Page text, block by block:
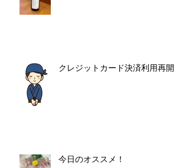
クレジットカード決済利用再開
今日のオススメ！